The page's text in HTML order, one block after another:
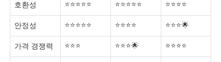
호환성 ⭐⭐⭐⭐⭐ ⭐⭐⭐⭐⭐ ⭐⭐⭐⭐
안정성 ⭐⭐⭐⭐⭐ ⭐⭐⭐⭐ ⭐⭐⭐🌟
가격 경쟁력 ⭐⭐⭐ ⭐⭐⭐🌟 ⭐⭐⭐⭐